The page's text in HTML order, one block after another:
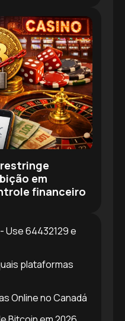
em
financeiro
Use 64432129 e
plataformas
Online no Canadá